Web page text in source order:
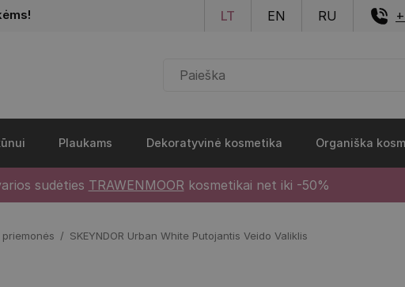
Pereiti į pagrindinį turinį
LT EN RU
Plaukams Dekoratyvinė kosmetika Organiška
sudėties TRAWENMOOR kosmetikai net iki -50%
SKEYNDOR Urban White Putojantis Veido Valiklis